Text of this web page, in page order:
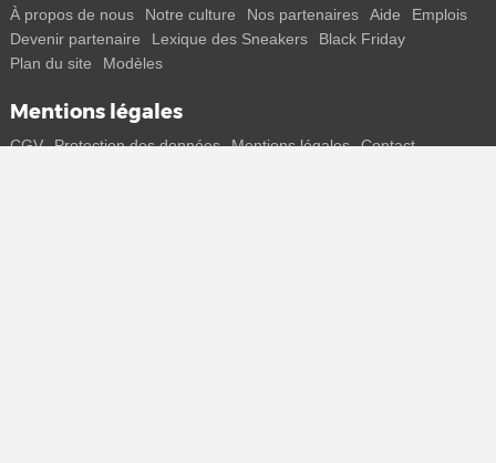
À propos de nous Notre culture Nos partenaires Aide
Emplois
Devenir partenaire
Lexique des Sneakers
Black Friday
Plan du site
Modèles
Mentions légales
CGV Protection des données Mentions légales Contact